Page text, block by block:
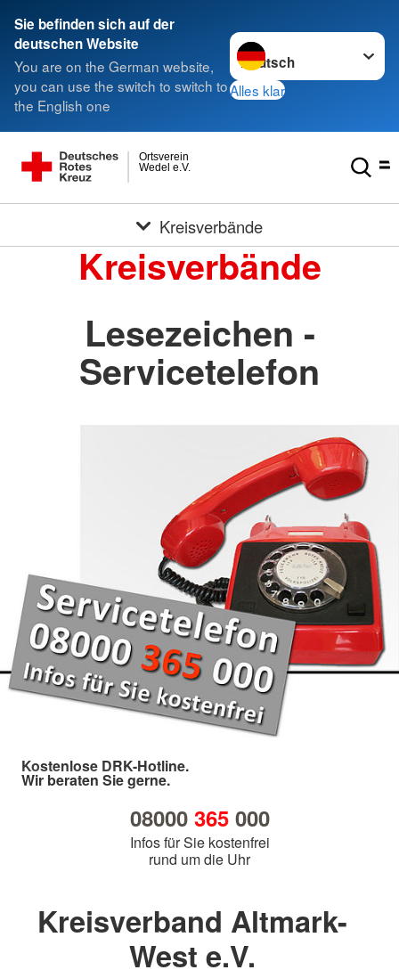
Sie befinden sich auf der
deutschen Website
You are on the German website,
you can use the switch to switch to
the English one
Sprache wechseln zu
Alles klar
Wedel e.V.
Ortsverein
Kreisverbände
Kreisverbände
Lesezeichen -
Servicetelefon
Kostenlose DRK-Hotline.
Wir beraten Sie gerne.
08000 365000
Infos für Sie kostenfrei
rund um die Uhr
Kreisverband Altmark-
West e.V.